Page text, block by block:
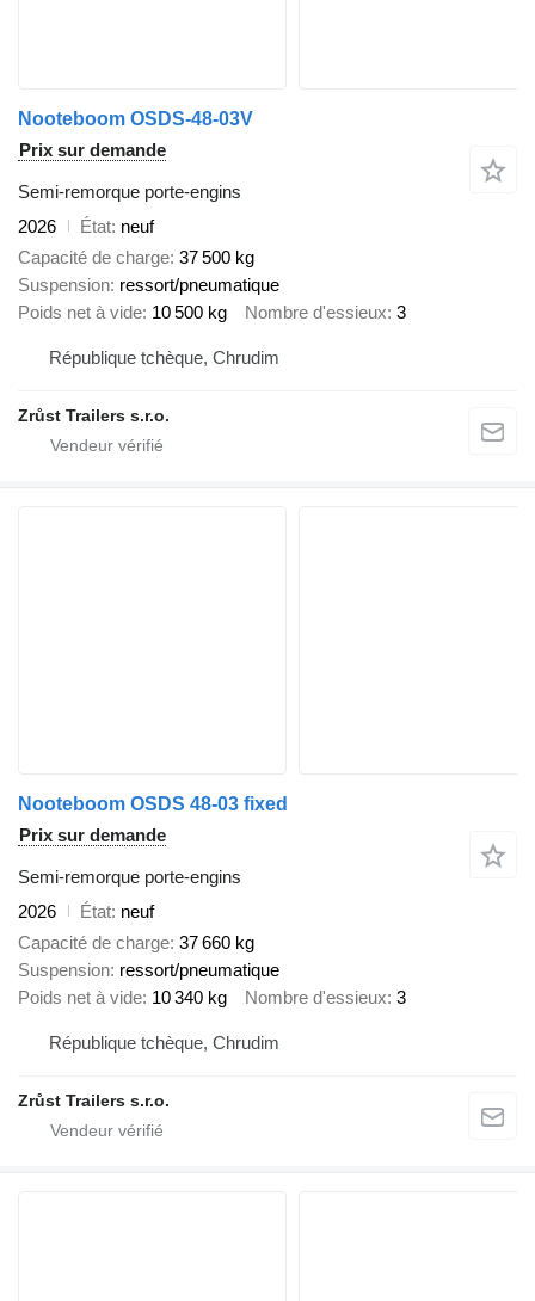
Nooteboom OSDS-48-03V
Prix sur demande
Semi-remorque porte-engins
2026
État neuf
Capacité de charge 37 500 kg
Suspension ressort/pneumatique
Poids net à vide 10 500 kg Nombre d'essieux 3
République tchèque, Chrudim
Zrůst Trailers s.r.o.
Nooteboom OSDS 48-03 fixed
Prix sur demande
Semi-remorque porte-engins
2026
État neuf
Capacité de charge 37 660 kg
Suspension ressort/pneumatique
Poids net à vide 10 340 kg Nombre d'essieux 3
République tchèque, Chrudim
Zrůst Trailers s.r.o.